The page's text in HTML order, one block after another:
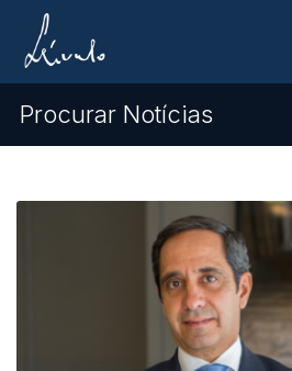
Procurar Notícias